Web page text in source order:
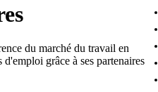
du marché du travail en
grâce à ses partenaires